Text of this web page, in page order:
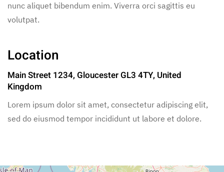
nunc aliquet bibendum enim. Viverra orci sagittis eu
volutpat.
Location
Main Street 1234, Gloucester GL3 4TY, United
Kingdom
Lorem ipsum dolor sit amet, consectetur adipiscing elit,
sed do eiusmod tempor incididunt ut labore et dolore.